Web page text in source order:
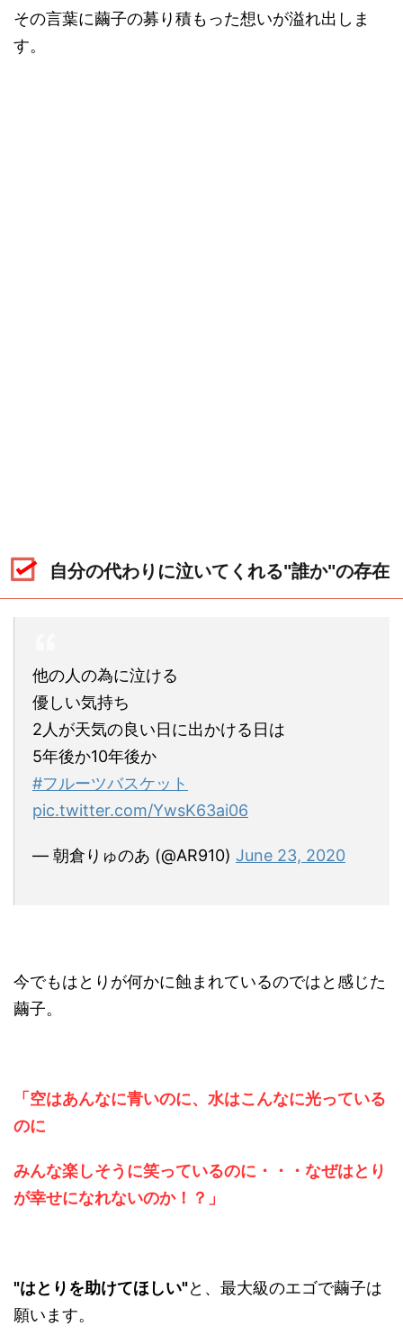
その言葉に繭子の募り積もった想いが溢れ出しま
す。
自分の代わりに泣いてくれる"誰か"の存在
他の人の為に泣ける
優しい気持ち
2人が天気の良い日に出かける日は
5年後か10年後か
#フルーツバスケット
pic.twitter.com/YwsK63ai06
— 朝倉りゅのあ (@AR910) June 23, 2020
今でもはとりが何かに蝕まれているのではと感じた
繭子。
「空はあんなに青いのに、水はこんなに光っている
のに
みんな楽しそうに笑っているのに・・・なぜはとり
が幸せになれないのか！？」
"はとりを助けてほしい"と、最大級のエゴで繭子は
願います。